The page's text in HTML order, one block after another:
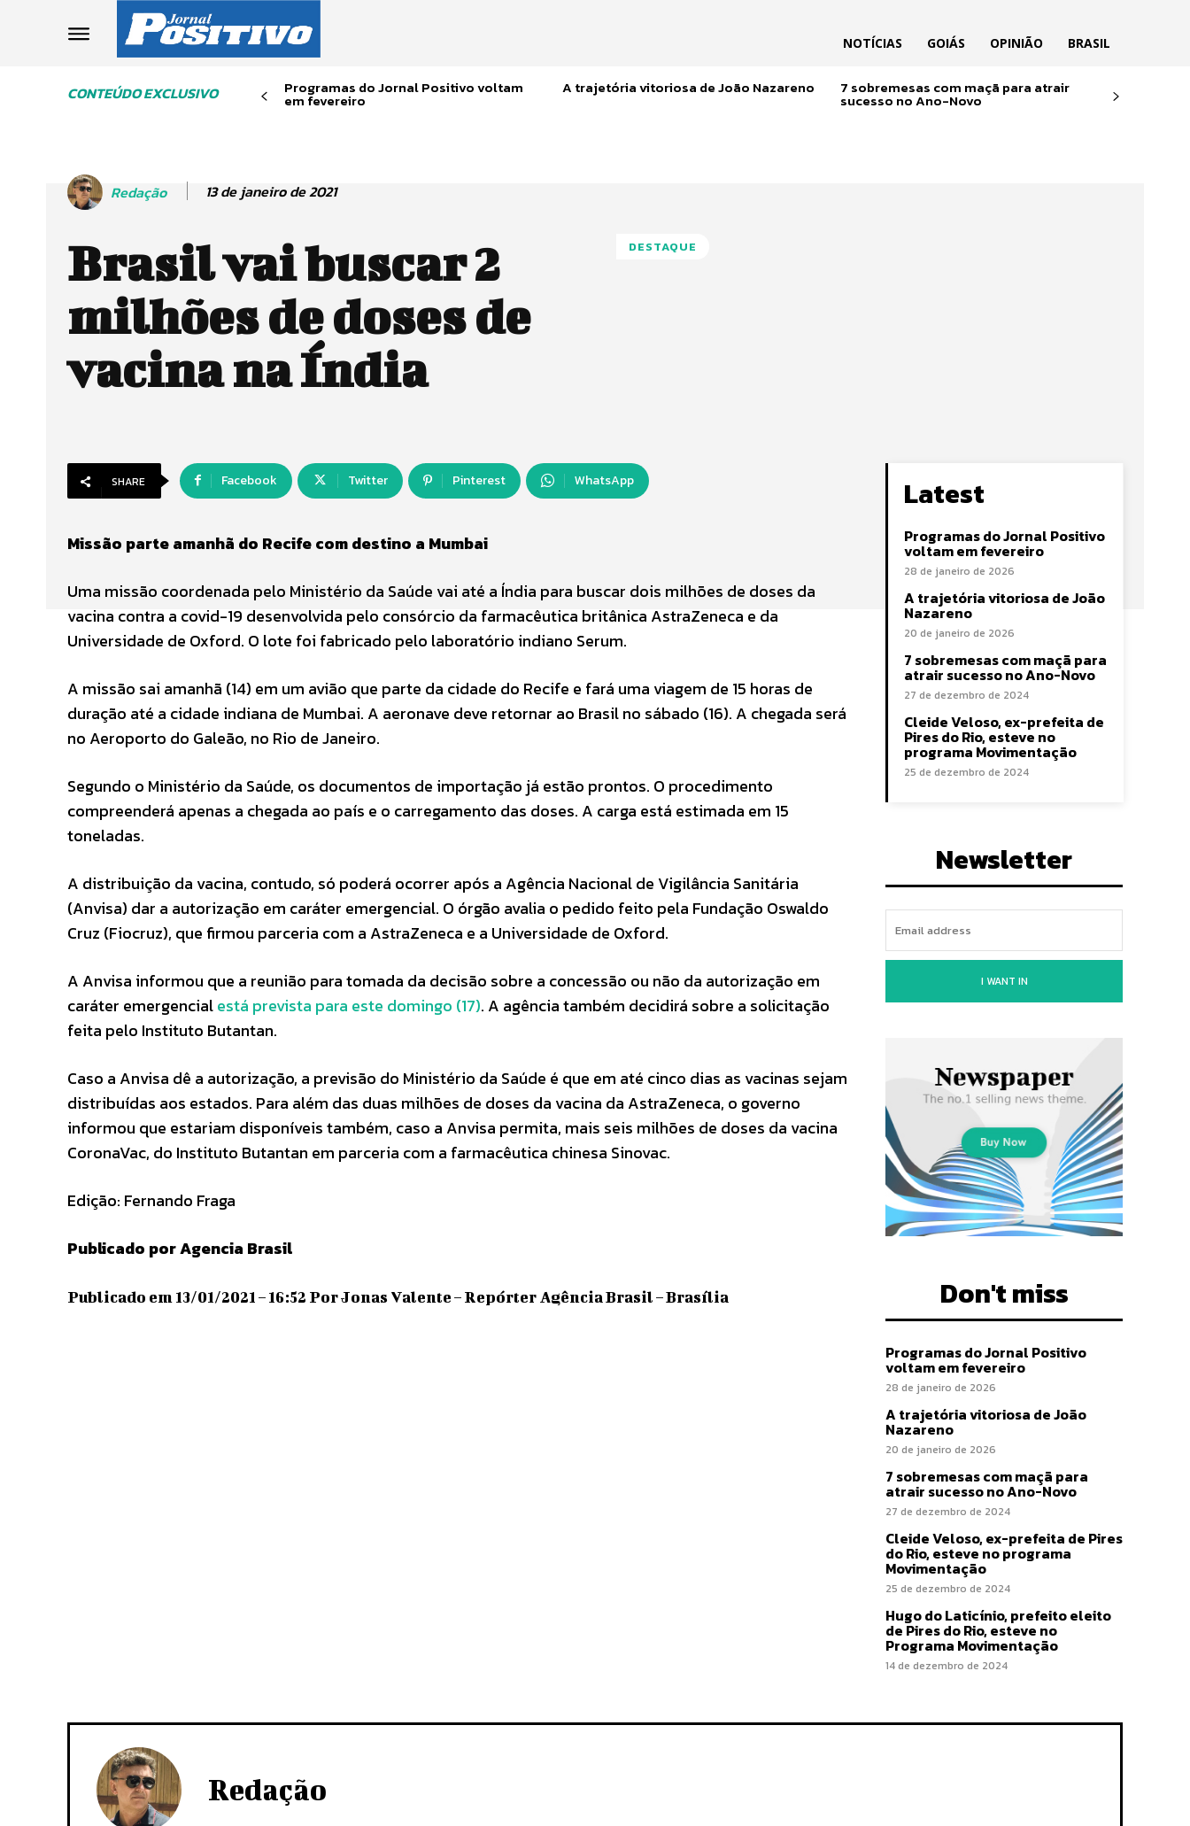
NOTÍCIAS GOIÁS OPINIÃO BRASIL
CONTEÚDO EXCLUSIVO Programas do Jornal Positivo voltam
em fevereiro
A trajetória vitoriosa de João Nazareno 7 sobremesas com maçã para atrair
sucesso no Ano-Novo
Redação 13 de janeiro de 2021
Brasil vai buscar 2
milhões de doses de
vacina na Índia
DESTAQUE
SHARE Facebook Twitter Pinterest WhatsApp
Missão parte amanhã do Recife com destino a Mumbai
Uma missão coordenada pelo Ministério da Saúde vai até a Índia para buscar dois milhões de doses da
vacina contra a covid-19 desenvolvida pelo consórcio da farmacêutica britânica AstraZeneca e da
Universidade de Oxford. O lote foi fabricado pelo laboratório indiano Serum.
A missão sai amanhã (14) em um avião que parte da cidade do Recife e fará uma viagem de 15 horas de
duração até a cidade indiana de Mumbai. A aeronave deve retornar ao Brasil no sábado (16). A chegada será
no Aeroporto do Galeão, no Rio de Janeiro.
Segundo o Ministério da Saúde, os documentos de importação já estão prontos. O procedimento
compreenderá apenas a chegada ao país e o carregamento das doses. A carga está estimada em 15
toneladas.
A distribuição da vacina, contudo, só poderá ocorrer após a Agência Nacional de Vigilância Sanitária
(Anvisa) dar a autorização em caráter emergencial. O órgão avalia o pedido feito pela Fundação Oswaldo
Cruz (Fiocruz), que firmou parceria com a AstraZeneca e a Universidade de Oxford.
A Anvisa informou que a reunião para tomada da decisão sobre a concessão ou não da autorização em
caráter emergencialestá prevista para este domingo (17). A agência também decidirá sobre a solicitação
feita pelo Instituto Butantan.
Caso a Anvisa dê a autorização, a previsão do Ministério da Saúde é que em até cinco dias as vacinas sejam
distribuídas aos estados. Para além das duas milhões de doses da vacina da AstraZeneca, o governo
informou que estariam disponíveis também, caso a Anvisa permita, mais seis milhões de doses da vacina
CoronaVac, do Instituto Butantan em parceria com a farmacêutica chinesa Sinovac.
Edição: Fernando Fraga
Publicado por Agencia Brasil
Publicado em 13/01/2021 – 16:52 Por Jonas Valente – Repórter Agência Brasil – Brasília
Latest
Programas do Jornal Positivo
voltam em fevereiro
28 de janeiro de 2026
A trajetória vitoriosa de João
Nazareno
20 de janeiro de 2026
7 sobremesas com maçã para
atrair sucesso no Ano-Novo
27 de dezembro de 2024
Cleide Veloso, ex-prefeita de
Pires do Rio, esteve no
programa Movimentação
25 de dezembro de 2024
Newsletter
I WANT IN
Don't miss
Programas do Jornal Positivo
voltam em fevereiro
28 de janeiro de 2026
A trajetória vitoriosa de João
Nazareno
20 de janeiro de 2026
7 sobremesas com maçã para
atrair sucesso no Ano-Novo
27 de dezembro de 2024
Cleide Veloso, ex-prefeita de Pires
do Rio, esteve no programa
Movimentação
25 de dezembro de 2024
Hugo do Laticínio, prefeito eleito
de Pires do Rio, esteve no
Programa Movimentação
14 de dezembro de 2024
Redação